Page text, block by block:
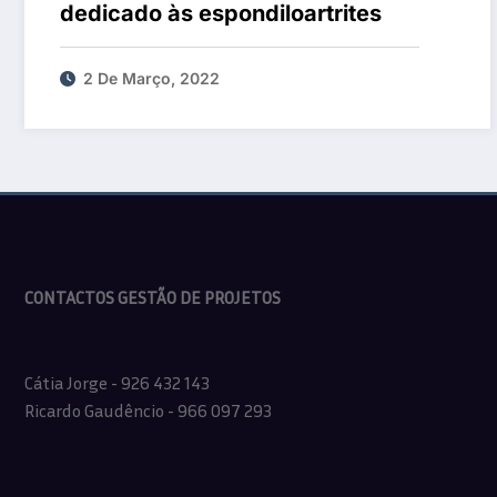
dedicado às espondiloartrites
2 De Março, 2022
CONTACTOS GESTÃO DE PROJETOS
Cátia Jorge - 926 432 143
Ricardo Gaudêncio - 966 097 293